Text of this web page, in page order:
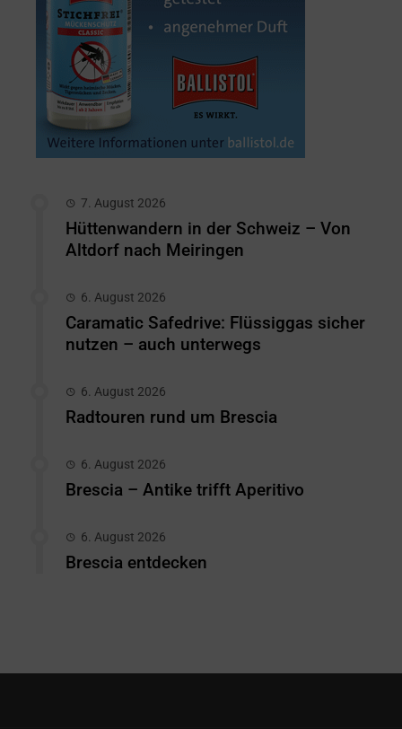
7. August 2026
Hüttenwandern in der Schweiz – Von
Altdorf nach Meiringen
6. August 2026
Caramatic Safedrive: Flüssiggas sicher
nutzen – auch unterwegs
6. August 2026
Radtouren rund um Brescia
6. August 2026
Brescia – Antike trifft Aperitivo
6. August 2026
Brescia entdecken